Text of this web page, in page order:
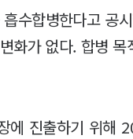
수합병한다고 공
화가 없다. 합병
에 진출하기 위해